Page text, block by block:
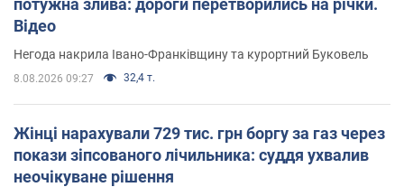
Відео
Негода накрила Івано-Франківщину та курортний Буковель
8.08.2026 09:27 32,4 т.
Жінці нарахували 729 тис. грн боргу за газ через
покази зіпсованого лічильника: суддя ухвалив
неочікуване рішення